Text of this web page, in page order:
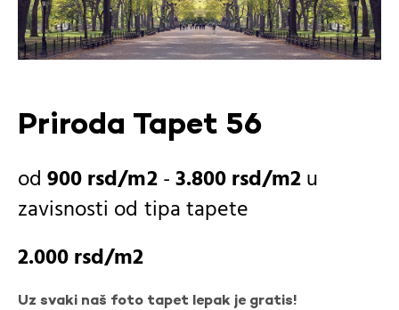
Priroda Tapet 56
900rsd -3.800rsd
u
zavisnosti od tipa tapete
2.000rsd
Uz svaki naš foto tapet lepak je gratis!